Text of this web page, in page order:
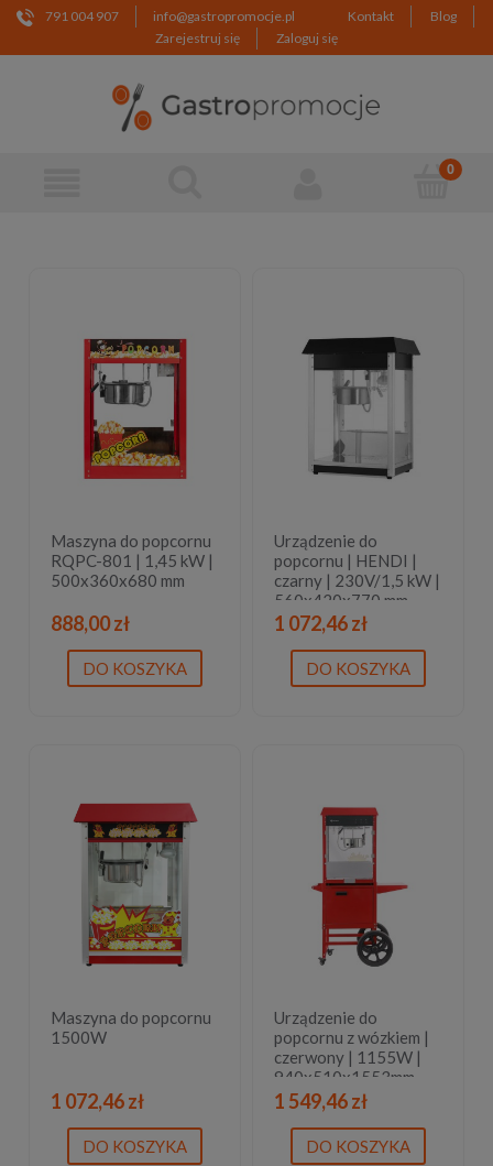
791 004 907 info@gastropromocje.pl Kontakt
Blog
Zarejestruj się
Zaloguj się
Maszyna do popcornu
RQPC-801 | 1,45 kW |
500x360x680 mm
888,00 zł
DO KOSZYKA
Urządzenie do
popcornu | HENDI |
czarny | 230V/1,5 kW |
560x420x770 mm
1 072,46 zł
DO KOSZYKA
Maszyna do popcornu
1500W
1 072,46 zł
DO KOSZYKA
Urządzenie do
popcornu z wózkiem |
czerwony | 1155W |
940x510x1553mm
1 549,46 zł
DO KOSZYKA